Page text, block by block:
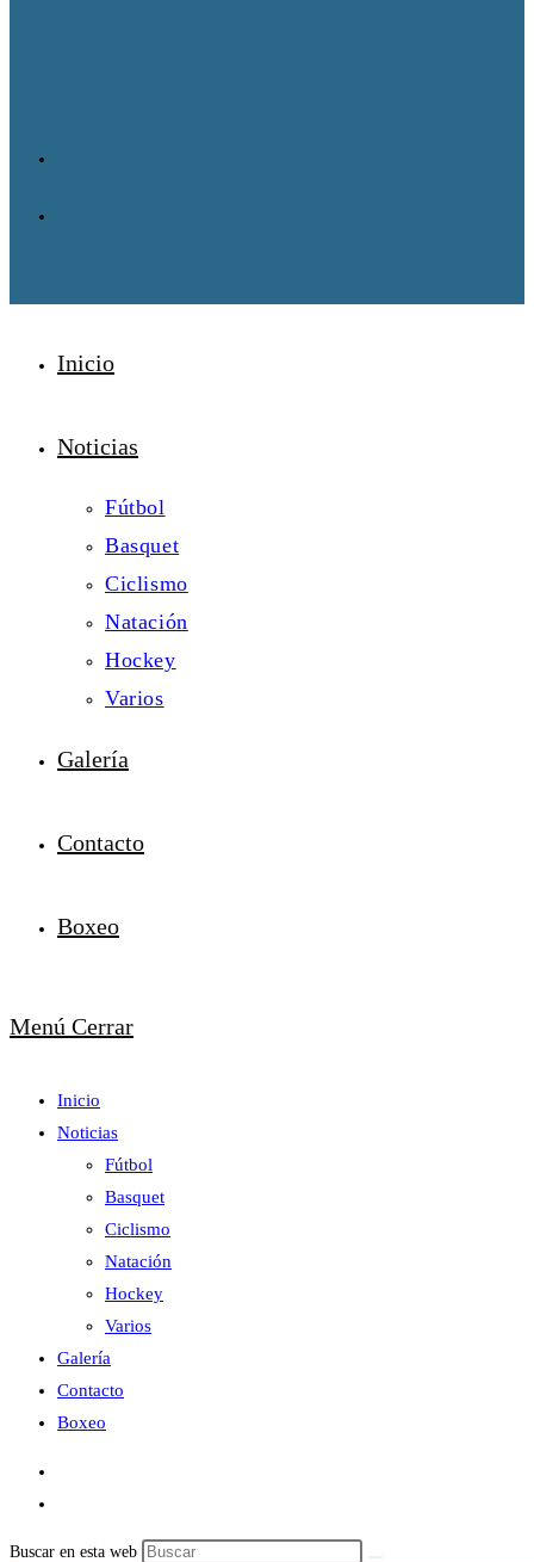
Inicio
Noticias
Fútbol
Basquet
Ciclismo
Natación
Hockey
Varios
Galería
Contacto
Boxeo
Menú Cerrar
Inicio
Noticias
Fútbol
Basquet
Ciclismo
Natación
Hockey
Varios
Galería
Contacto
Boxeo
Buscar en esta web